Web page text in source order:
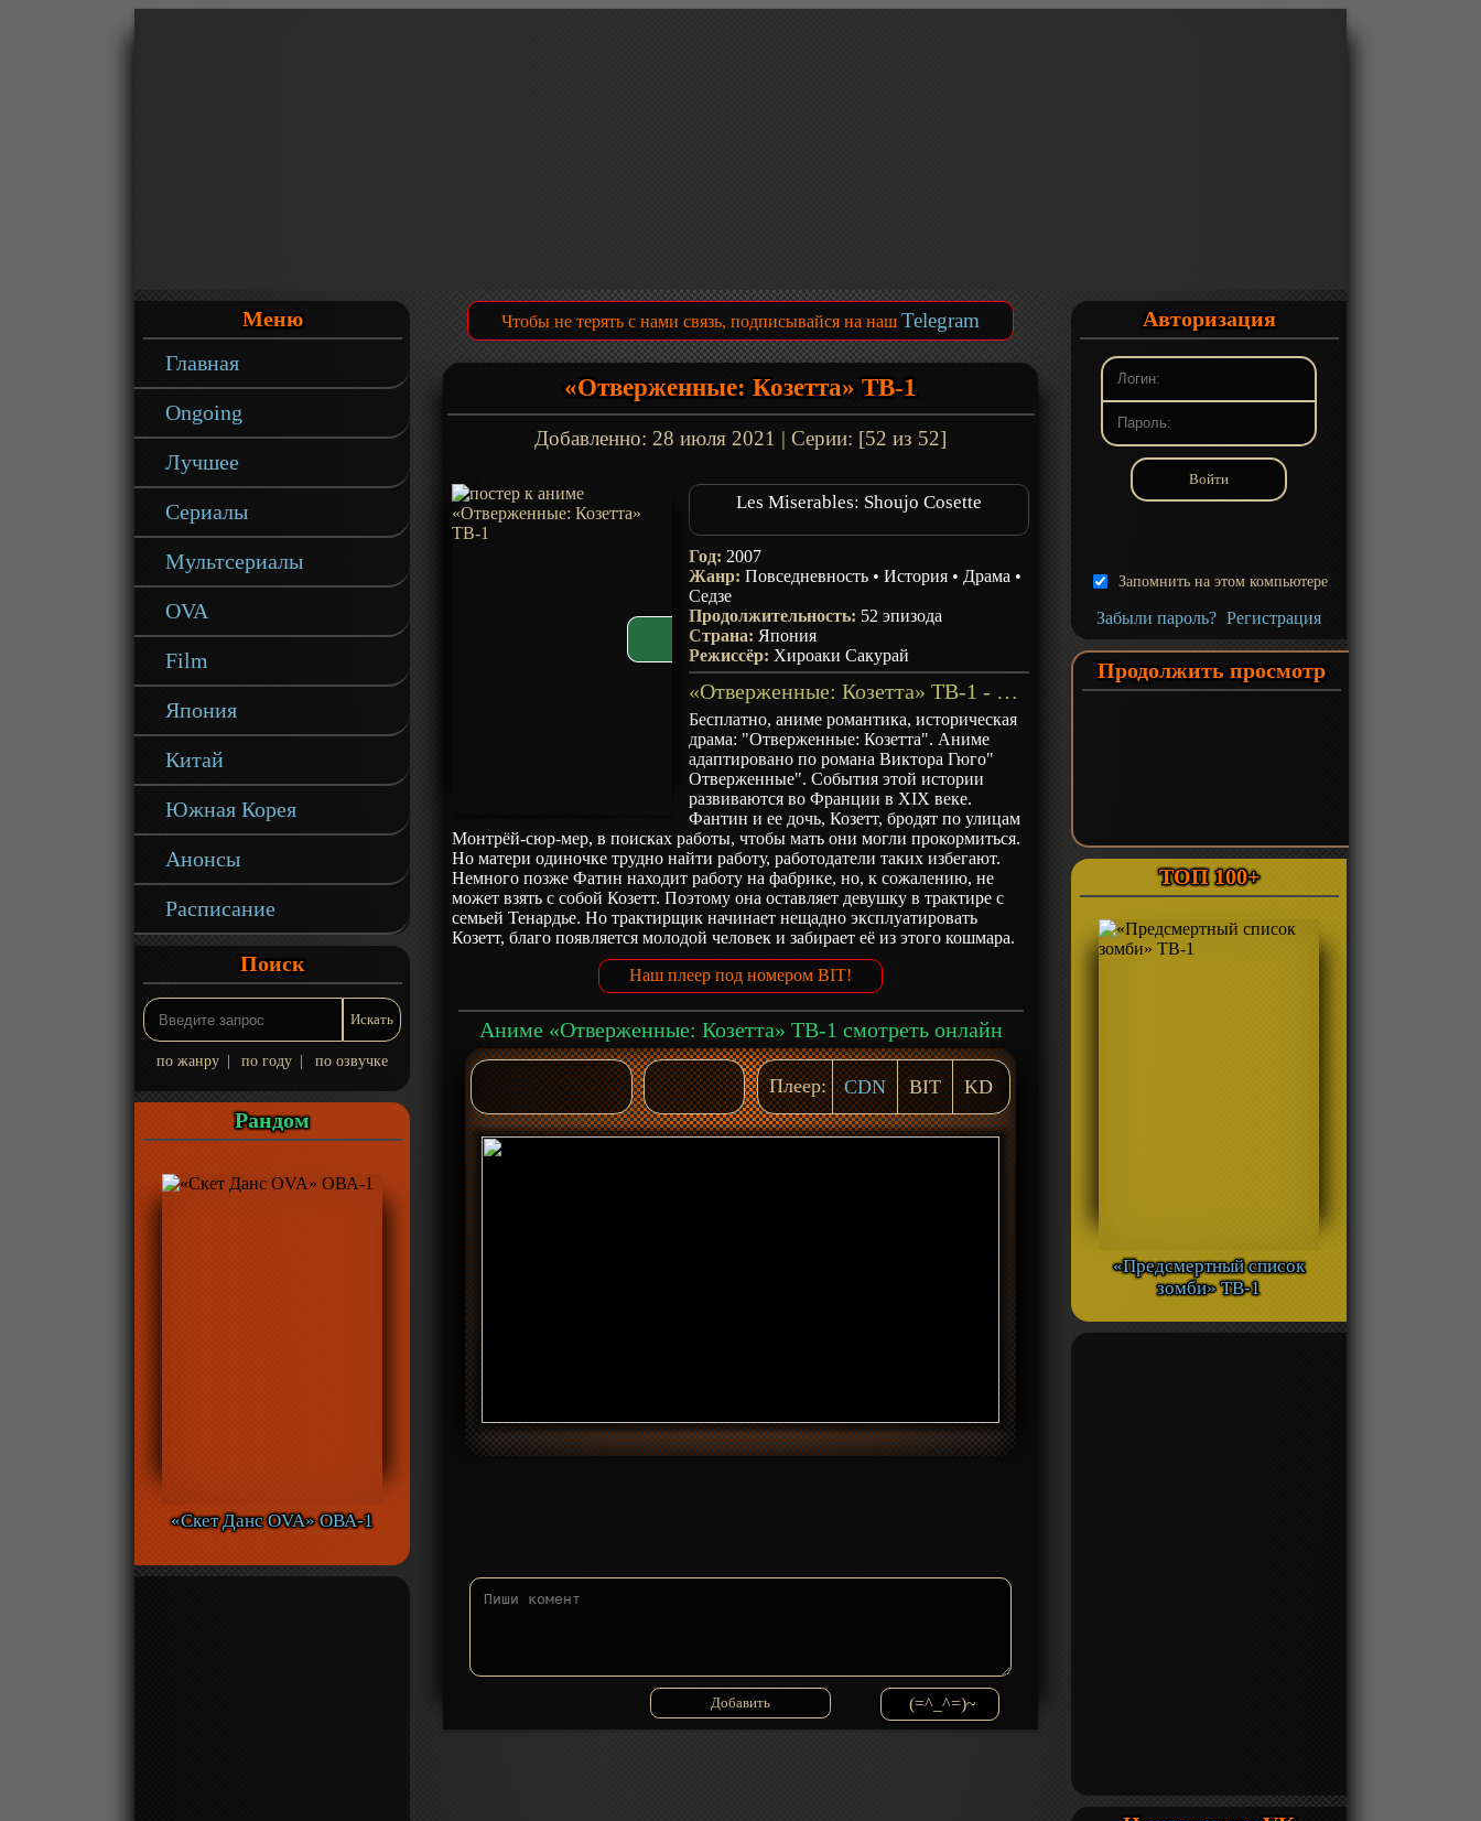
Меню
Главная
Ongoing
Лучшее
Сериалы
Мультсериалы
OVA
Film
Япония
Китай
Южная Корея
Анонсы
Расписание
Поиск
по жанру по году по озвучке
Рандом
«Скет Данс OVA» ОВА-1
Чтобы не терять с нами связь, подписывайся на наш Telegram
«Отверженные: Козетта» ТВ-1
Добавленно: 28 июля 2021 | Серии: [52 из 52]
Les Miserables: Shoujo Cosette
Год: 2007
Жанр:Повседневность •История • Драма •
Седзе
Продолжительность: 52 эпизода
Страна: Япония
Режиссёр: Хироаки Сакурай
«Отверженные: Козетта» ТВ-1 - описание
Бесплатно, аниме романтика, историческая
драма: "Отверженные: Козетта". Аниме
адаптировано по романа Виктора Гюго"
Отверженные". События этой истории
развиваются во Франции в XIX веке.
Фантин и ее дочь, Козетт, бродят по улицам
Монтрёй-сюр-мер, в поисках работы, чтобы мать они могли прокормиться.
Но матери одиночке трудно найти работу, работодатели таких избегают.
Немного позже Фатин находит работу на фабрике, но, к сожалению, не
может взять с собой Козетт. Поэтому она оставляет девушку в трактире с
семьей Тенардье. Но трактирщик начинает нещадно эксплуатировать
Козетт, благо появляется молодой человек и забирает её из этого кошмара.
Наш плеер под номером BIT!
Аниме «Отверженные: Козетта» ТВ-1 смотреть онлайн
Плеер: CDN BIT KD
(=^_^=)~
Авторизация
Запомнить на этом компьютере
Забыли пароль? Регистрация
Продолжить просмотр
ТОП 100+
«Предсмертный список
зомби» ТВ-1